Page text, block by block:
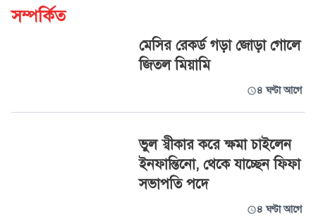
সম্পর্কিত
মেসির রেকর্ড গড়া জোড়া গোলে
জিতল মিয়ামি
৪ ঘণ্টা আগে
ভুল স্বীকার করে ক্ষমা চাইলেন
ইনফান্তিনো, থেকে যাচ্ছেন ফিফা
সভাপতি পদে
৪ ঘণ্টা আগে